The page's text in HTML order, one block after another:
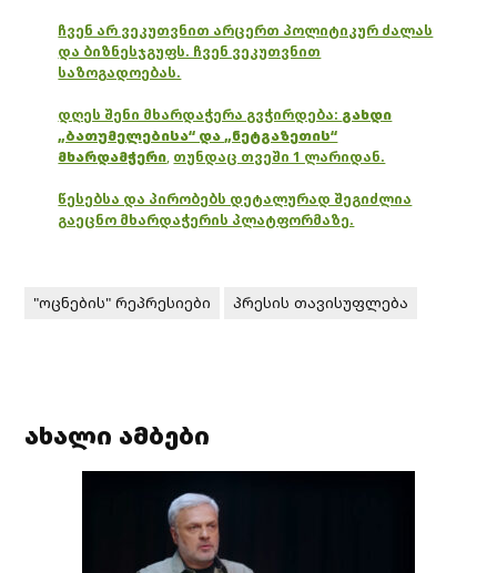
ჩვენ არ ვეკუთვნით არცერთ პოლიტიკურ ძალას
და ბიზნესჯგუფს. ჩვენ ვეკუთვნით
საზოგადოებას.
დღეს შენი მხარდაჭერა გვჭირდება: გახდი
„ბათუმელებისა“ და „ნეტგაზეთის“
მხარდამჭერი, თუნდაც თვეში 1 ლარიდან.
წესებსა და პირობებს დეტალურად შეგიძლია
გაეცნო მხარდაჭერის პლატფორმაზე.
"ოცნების" რეპრესიები პრესის თავისუფლება
ახალი ამბები